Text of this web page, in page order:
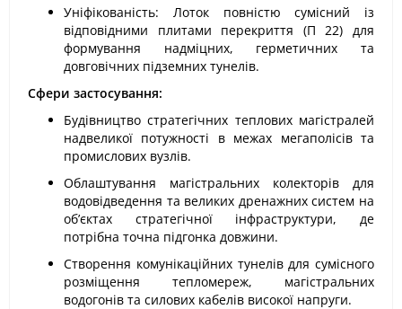
Уніфікованість: Лоток повністю сумісний із
відповідними плитами перекриття (П 22) для
формування надміцних, герметичних та
довговічних підземних тунелів.
Сфери застосування:
Будівництво стратегічних теплових магістралей
надвеликої потужності в межах мегаполісів та
промислових вузлів.
Облаштування магістральних колекторів для
водовідведення та великих дренажних систем на
об’єктах стратегічної інфраструктури, де
потрібна точна підгонка довжини.
Створення комунікаційних тунелів для сумісного
розміщення тепломереж, магістральних
водогонів та силових кабелів високої напруги.